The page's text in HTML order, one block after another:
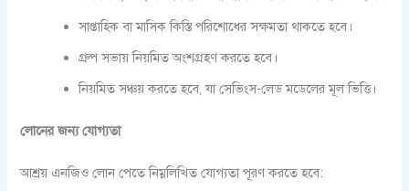
সাপ্তাহিক বা মাসিক কিস্তি পরিশোধের সক্ষমতা থাকতে হবে।
গ্রুপ সভায় নিয়মিত অংশগ্রহণ করতে হবে।
নিয়মিত সঞ্চয় করতে হবে, যা সেভিংস-লেড মডেলের মূল ভিত্তি।
লোনের জন্য যোগ্যতা
আশ্রয় এনজিও লোন পেতে নিম্নলিখিত যোগ্যতা পূরণ করতে হবে: